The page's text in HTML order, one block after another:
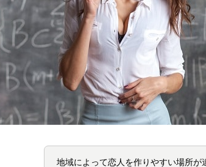
地域によって恋人を作りやすい場所が